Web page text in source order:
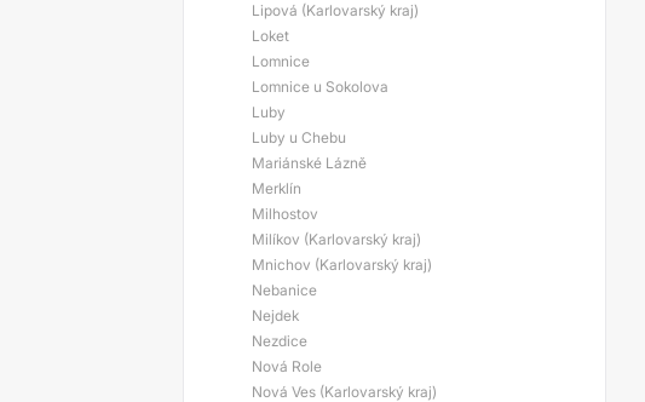
Lipová (Karlovarský kraj)
Loket
Lomnice
Lomnice u Sokolova
Luby
Luby u Chebu
Mariánské Lázně
Merklín
Milhostov
Milíkov (Karlovarský kraj)
Mnichov (Karlovarský kraj)
Nebanice
Nejdek
Nezdice
Nová Role
Nová Ves (Karlovarský kraj)